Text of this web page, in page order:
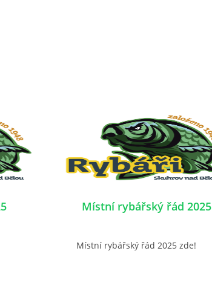
Místní rybářský řád 2025
Místní rybářský řád 2025 zde!